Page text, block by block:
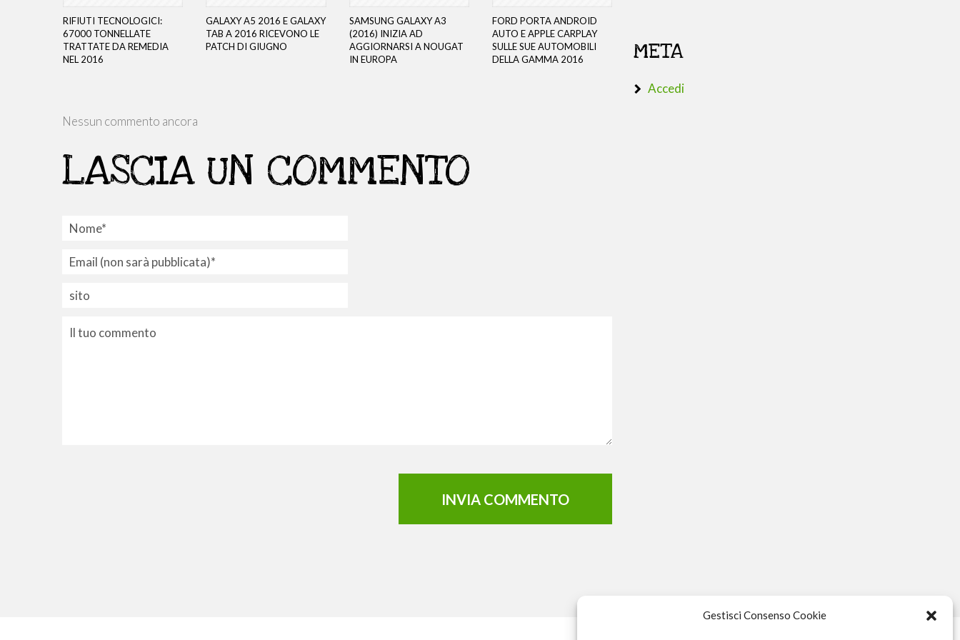
Gestisci Consenso Cookie
RIFIUTI TECNOLOGICI:
67000 TONNELLATE
TRATTATE DA REMEDIA
NEL 2016
GALAXY A5 2016 E GALAXY
TAB A 2016 RICEVONO LE
PATCH DI GIUGNO
SAMSUNG GALAXY A3
(2016) INIZIA AD
AGGIORNARSI A NOUGAT
IN EUROPA
FORD PORTA ANDROID
AUTO E APPLE CARPLAY
SULLE SUE AUTOMOBILI
DELLA GAMMA 2016
Nessun commento ancora
LASCIA UN COMMENTO
META
Accedi